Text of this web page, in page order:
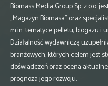
Biomass Media Group Sp. z o.o.
„Magazyn Biomasa” oraz
m.in. tematyce pelletu, biogazu i
Działalność wydawniczą
branżowych, których celem jest
doświadczeń oraz ocena
prognoza jego rozwoju.